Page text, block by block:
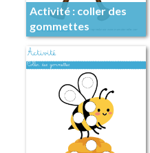
Activité : coller des
gommettes